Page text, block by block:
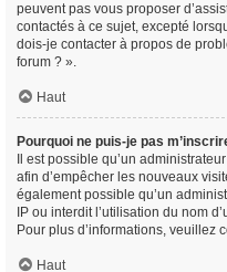
peuvent pas vous proposer
contactés à ce sujet, excepté
dois-je contacter à propos de
forum ? ».
Haut
Pourquoi ne puis-je pas
Il est possible qu’un
afin d’empêcher les nouveaux
également possible qu’un
IP ou interdit l’utilisation du nom
Pour plus d’informations, veuillez
Haut